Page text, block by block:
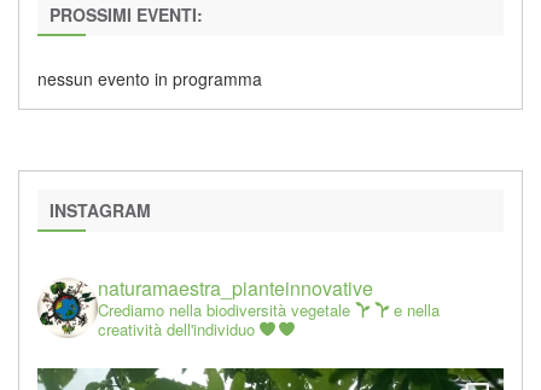
PROSSIMI EVENTI:
nessun evento in programma
INSTAGRAM
naturamaestra_pianteinnovative
Crediamo nella biodiversità vegetale
e nella
creatività dell'individuo